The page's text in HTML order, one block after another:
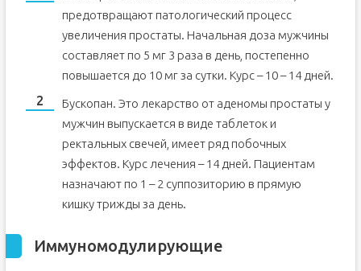
предотвращают патологический процесс
увеличения простаты. Начальная доза мужчины
составляет по 5 мг 3 раза в день, постепенно
повышается до 10 мг за сутки. Курс – 10 – 14 дней.
Бускопан. Это лекарство от аденомы простаты у
мужчин выпускается в виде таблеток и
ректальных свечей, имеет ряд побочных
эффектов. Курс лечения – 14 дней. Пациентам
назначают по 1 – 2 суппозиторию в прямую
кишку трижды за день.
Иммуномодулирующие